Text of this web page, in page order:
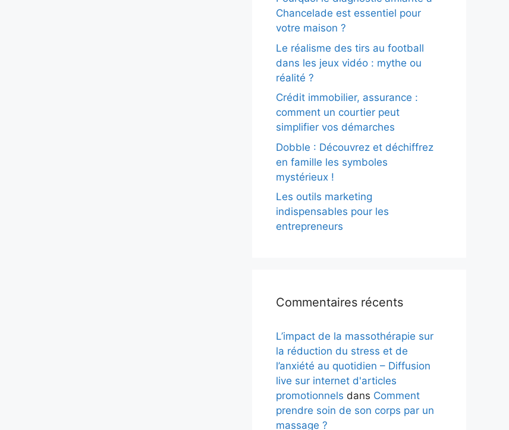
Chancelade est essentiel pour
votre maison ?
Le réalisme des tirs au football
dans les jeux vidéo : mythe ou
réalité ?
Crédit immobilier, assurance :
comment un courtier peut
simplifier vos démarches
Dobble : Découvrez et déchiffrez
en famille les symboles
mystérieux !
Les outils marketing
indispensables pour les
entrepreneurs
Commentaires récents
L’impact de la massothérapie sur
la réduction du stress et de
l’anxiété au quotidien – Diffusion
live sur internet d'articles
promotionnels dans Comment
prendre soin de son corps par un
massage ?